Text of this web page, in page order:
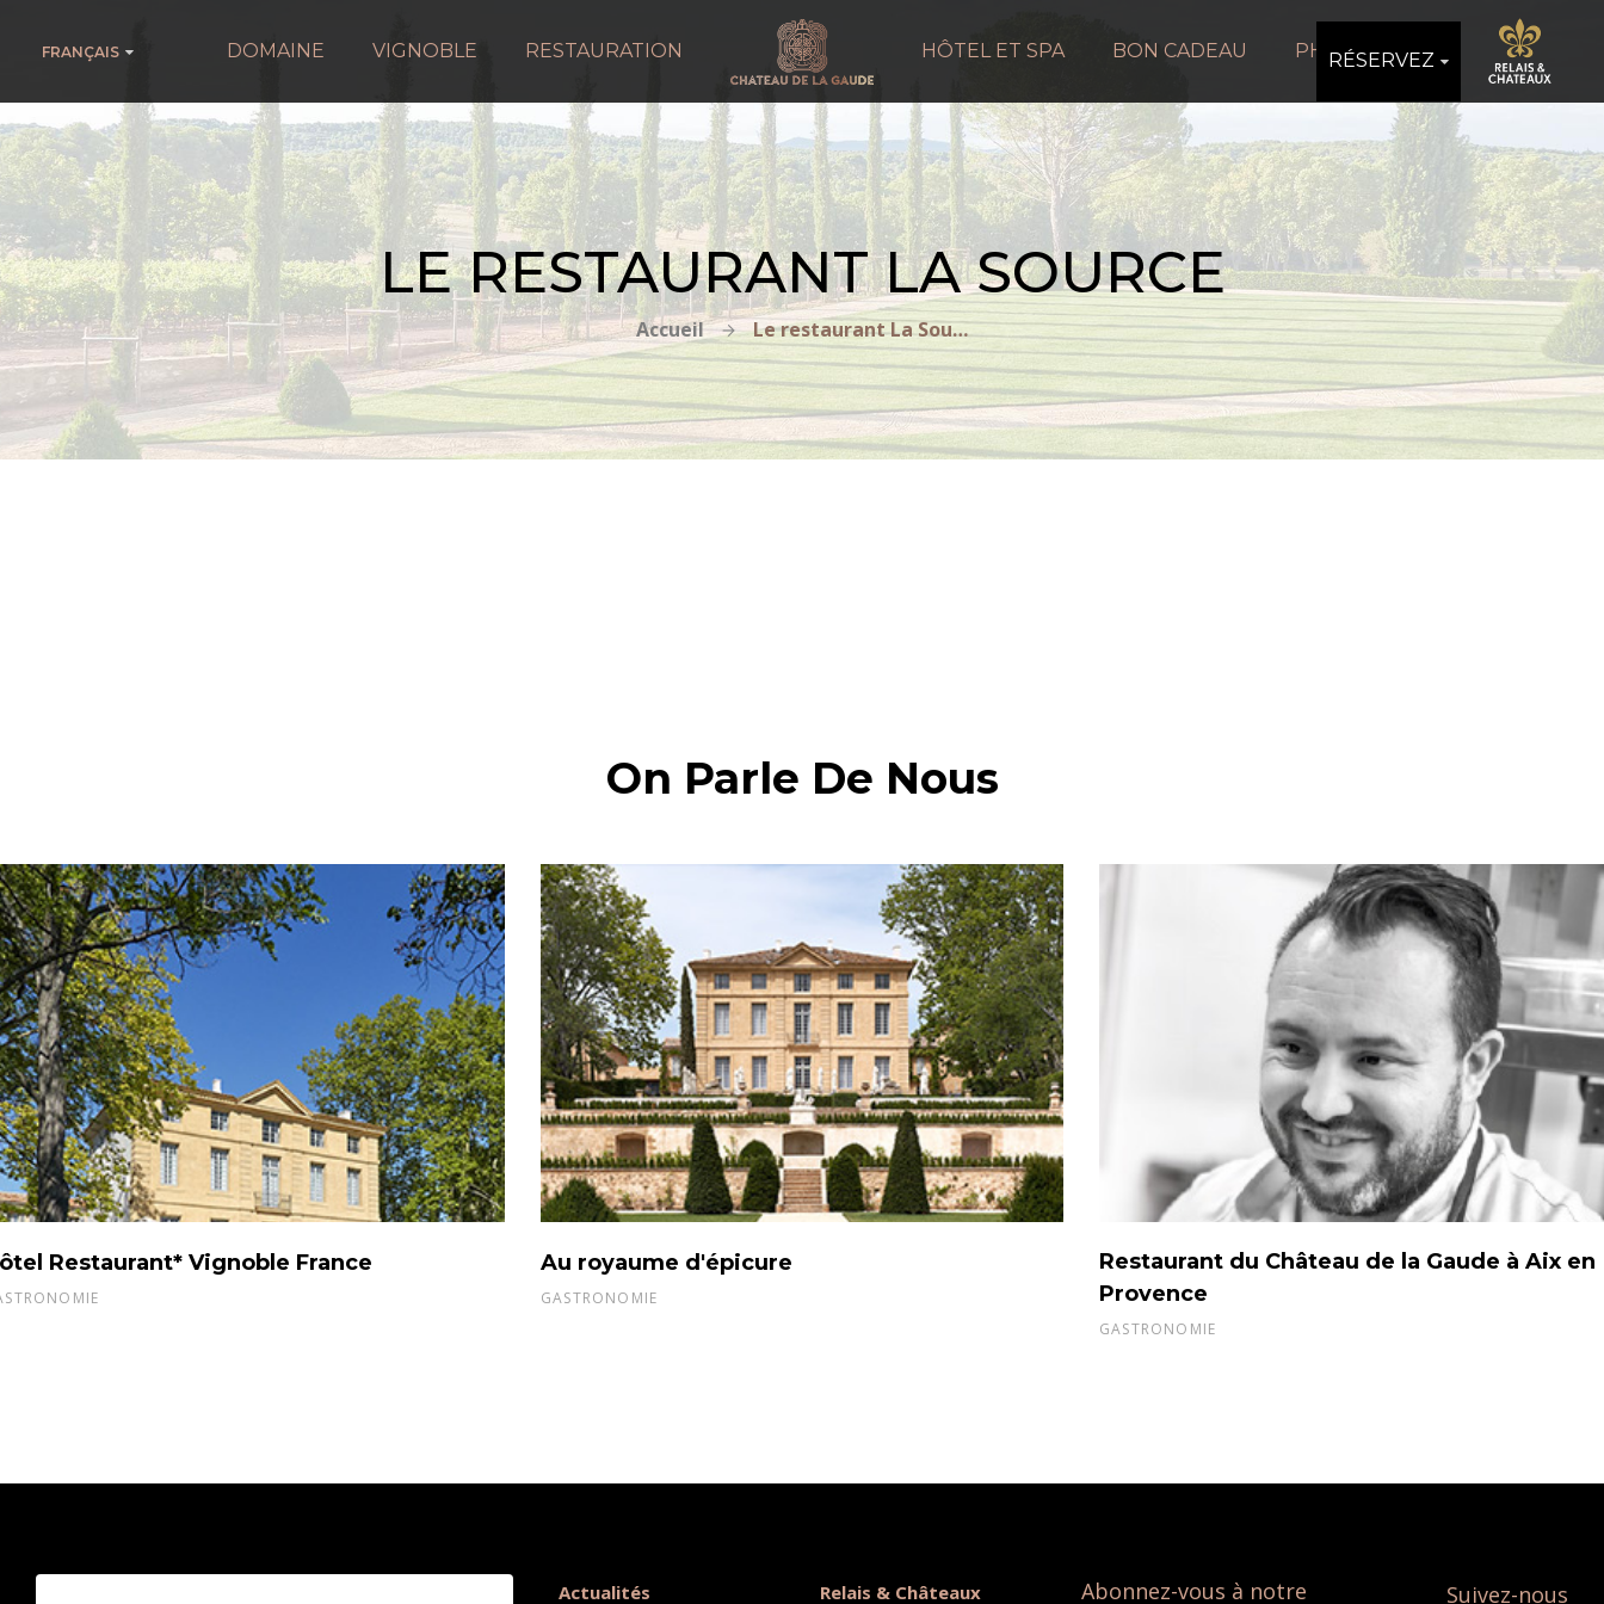
FRANÇAIS DOMAINE VIGNOBLE RESTAURATION HÔTEL ET SPA BON CADEAU PHOTOS
RÉSERVEZ
LE RESTAURANT LA SOURCE
Accueil Le restaurant La Source
On Parle De Nous
Restaurant* Vignoble France Au royaume d'épicure
GASTRONOMIE
Restaurant du Château de la Gaude à Aix en
Provence
GASTRONOMIE
Actualités Relais & Châteaux Abonnez-vous à notre Suivez-nous